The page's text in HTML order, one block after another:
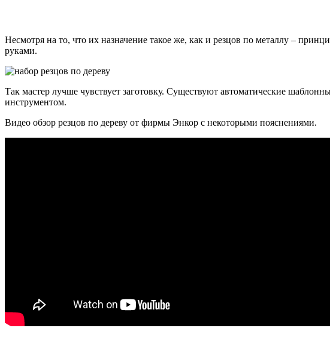
Несмотря на то, что их назначение такое же, как и резцов по металлу –
руками.
Так мастер лучше чувствует заготовку. Существуют автоматические
инструментом.
Видео обзор резцов по дереву от фирмы Энкор с некоторыми пояснениями.